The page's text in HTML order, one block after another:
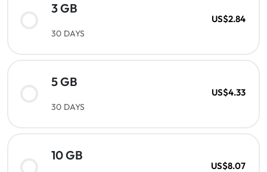
3 GB
30 DAYS
US$2.84
5 GB
30 DAYS
US$4.33
10 GB
US$8.07